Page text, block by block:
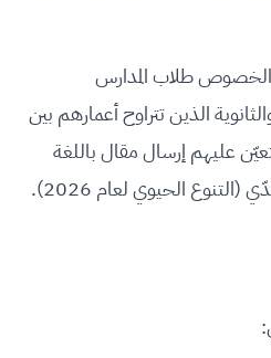
طلاب المدارس
الذين تتراوح أعمارهم بين
يتعيّن عليهم إرسال مقال باللغة
الحيوي لعام 2026).